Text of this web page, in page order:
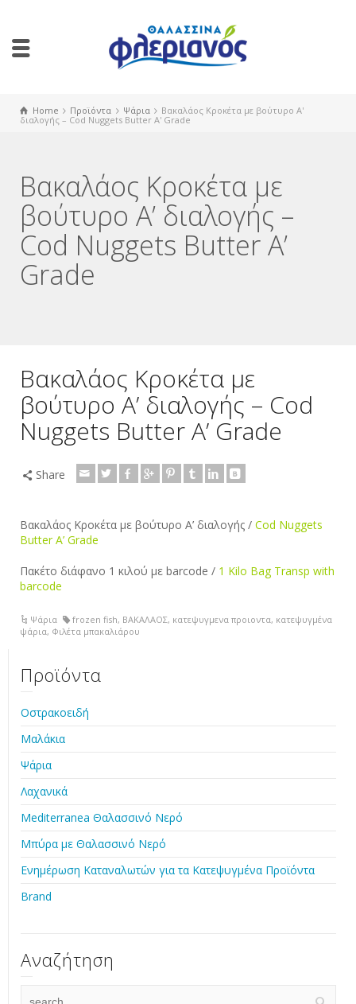
Home Προϊόντα Ψάρια
Bακαλάος Κροκέτα με βούτυρο Α'
διαλογής – Cod Nuggets Butter A' Grade
Bακαλάος Κροκέτα με
βούτυρο Α’ διαλογής –
Cod Nuggets Butter A’
Grade
Bακαλάος Κροκέτα με
βούτυρο Α’ διαλογής – Cod
Nuggets Butter A’ Grade
Share
Bακαλάος Κροκέτα με βούτυρο Α’ διαλογής / Cod Nuggets
Butter A’ Grade
Πακέτο διάφανο 1 κιλού με barcode / 1 Kilo Bag Transp with
barcode
Ψάρια frozen fish, ΒΑΚΑΛΑΟΣ, κατεψυγμενα προιοντα, κατεψυγμένα
ψάρια, Φιλέτα μπακαλιάρου
Προϊόντα
Οστρακοειδή
Μαλάκια
Ψάρια
Λαχανικά
Mediterranea Θαλασσινό Νερό
Μπύρα με Θαλασσινό Νερό
Ενημέρωση Καταναλωτών για τα Κατεψυγμένα Προϊόντα
Brand
Αναζήτηση